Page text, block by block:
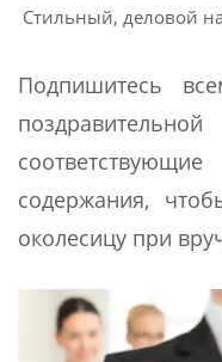
Стильный, деловой
Подпишитесь
содержания,
околесицу при